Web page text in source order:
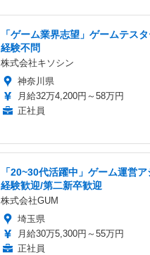
「ゲーム業界志望」ゲームテス
経験不問
株式会社キソシン
神奈川県
月給32万4,200円～58万円
正社員
「20~30代活躍中」ゲーム運営
経験歓迎/第二新卒歓迎
株式会社GUM
埼玉県
月給30万5,300円～55万円
正社員